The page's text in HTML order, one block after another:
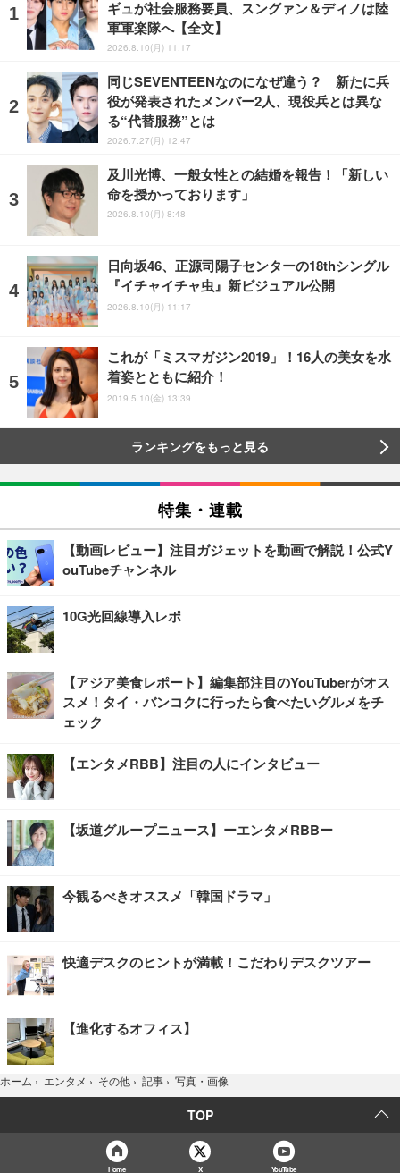
ギュが社会服務要員、スングァン＆ディノは陸
軍軍楽隊へ【全文】
2026.8.10(月) 11:17
同じSEVENTEENなのになぜ違う？ 新たに兵
役が発表されたメンバー2人、現役兵とは異な
る“代替服務”とは
2026.7.27(月) 12:47
及川光博、一般女性との結婚を報告！「新しい
命を授かっております」
2026.8.10(月) 8:48
日向坂46、正源司陽子センターの18thシングル
『イチャイチャ虫』新ビジュアル公開
2026.8.10(月) 11:17
これが「ミスマガジン2019」！16人の美女を水
着姿とともに紹介！
2019.5.10(金) 13:39
ランキングをもっと見る
特集・連載
【動画レビュー】注目ガジェットを動画で解説！公式Y
ouTubeチャンネル
10G光回線導入レポ
【アジア美食レポート】編集部注目のYouTuberがオス
スメ！タイ・バンコクに行ったら食べたいグルメをチ
ェック
【エンタメRBB】注目の人にインタビュー
【坂道グループニュース】ーエンタメRBBー
今観るべきオススメ「韓国ドラマ」
快適デスクのヒントが満載！こだわりデスクツアー
【進化するオフィス】
ホーム › エンタメ › その他 › 記事 › 写真・画像
TOP
Home X YouTube